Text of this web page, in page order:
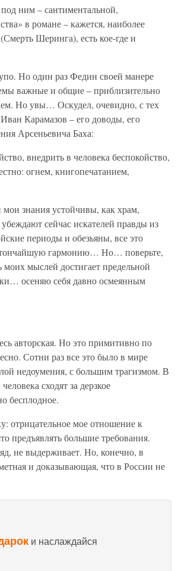
ним – сантиментальной,
в романе – кажется, наиболее
Шеринга), есть кое-где и
Но один раз Федин своей манере
важные и общие – приблизительно
Но увы… Оскудел, очевидно, с тех
Карамазов – его доводы, его
Арсеньевича Баха:
внедрить в человека беспокойство,
огнем, книгопечатанием,
знания устойчивы, как храм,
сейчас искателей правды из
периоды и обезьяны, все это
гармонию… Но… поверьте,
мыслей достигает предельной
осеняю себя давно осмеянным
авторская. Но это примитивно по
Сотни раз все это было в мире
недоумения, с большим трагизмом. В
сходят за дерзкое
бесплодное.
отрицательное мое отношение к
предъявлять большие требования.
не выдерживает. Но, конечно, в
и доказывающая, что в России не
и наслаждайся